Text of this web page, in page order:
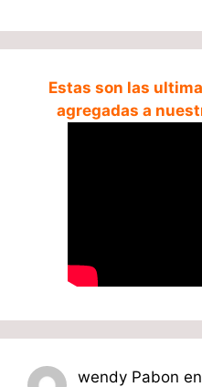
Estas son las
agregadas a
wendy Pabon en